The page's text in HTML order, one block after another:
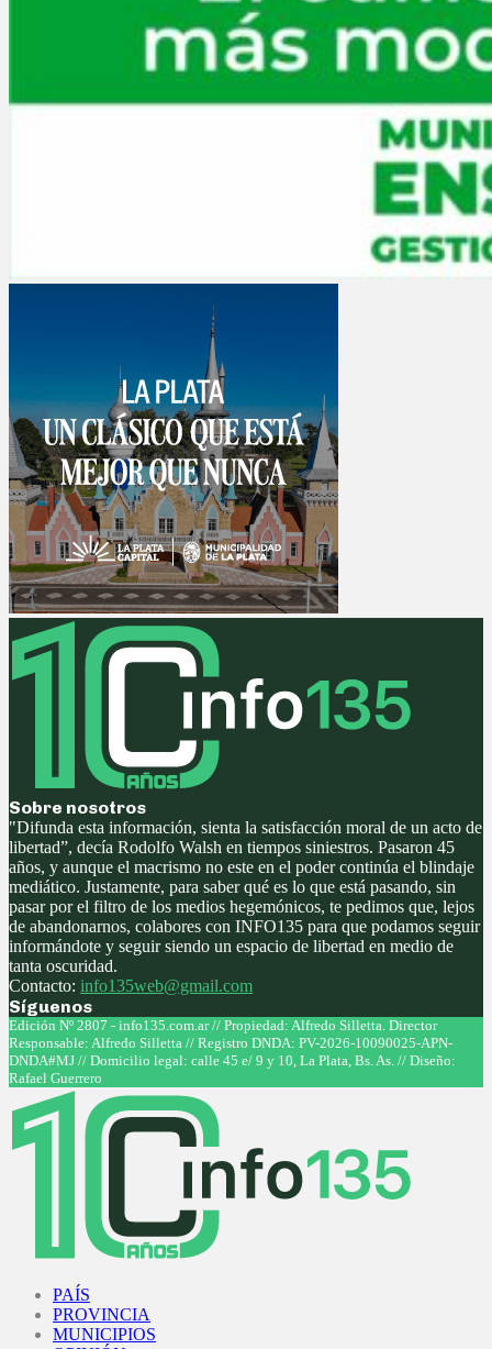
Sobre nosotros
"Difunda esta información, sienta la satisfacción moral de un acto de
libertad”, decía Rodolfo Walsh en tiempos siniestros. Pasaron 45
años, y aunque el macrismo no este en el poder continúa el blindaje
mediático. Justamente, para saber qué es lo que está pasando, sin
pasar por el filtro de los medios hegemónicos, te pedimos que, lejos
de abandonarnos, colabores con INFO135 para que podamos seguir
informándote y seguir siendo un espacio de libertad en medio de
tanta oscuridad.
Contacto: info135web@gmail.com
Síguenos
Facebook
Twitter
Instagram
Youtube
Edición Nº 2807 - info135.com.ar // Propiedad: Alfredo Silletta. Director
Responsable: Alfredo Silletta // Registro DNDA: PV-2026-10090025-APN-
DNDA#MJ // Domicilio legal: calle 45 e/ 9 y 10, La Plata, Bs. As. // Diseño:
Rafael Guerrero
PAÍS
PROVINCIA
MUNICIPIOS